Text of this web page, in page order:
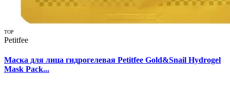
TOP
Petitfee
Маска для лица гидрогелевая Petitfee Gold&Snail Hydrogel
Mask Pack...